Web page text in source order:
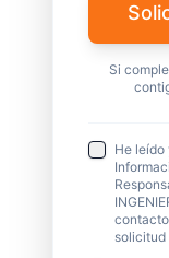
Si
He
solicitud